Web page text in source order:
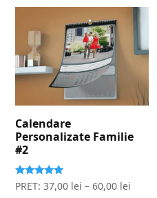
Calendare
Personalizate Familie
#2
Evaluat la
5.00
PRET:37,00 lei –60,00 lei